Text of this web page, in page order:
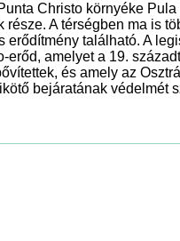
Christo környéke
része. A térségben ma is
erődítmény található. A
erőd, amelyet a 19.
és amely az
bejáratának védelmét